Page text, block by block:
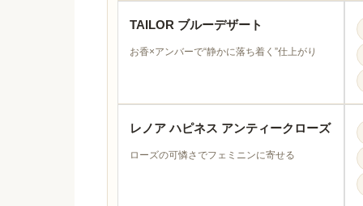
TAILOR ブルーデザート
お香×アンバーで“静かに落ち着く”仕上がり
レノア ハピネス アンティークローズ
ローズの可憐さでフェミニンに寄せる